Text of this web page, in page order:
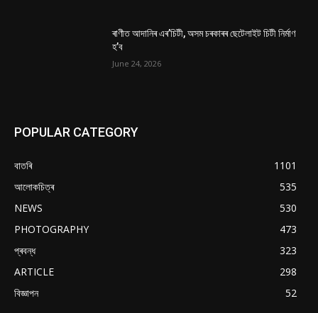
ৰাণীত আদানিৰ এৰ’চিটী, অসম চৰকাৰৰ ছেটেলাইট চিটী নিৰ্মাণ
হ’ব
June 24, 2026
POPULAR CATEGORY
বাতৰি
1101
আলোকচিত্ৰ
535
NEWS
530
PHOTOGRAPHY
473
প্ৰবন্ধ
323
ARTICLE
298
বিজ্ঞাপন
52